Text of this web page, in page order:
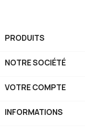
PRODUITS
NOTRE SOCIÉTÉ
VOTRE COMPTE
INFORMATIONS